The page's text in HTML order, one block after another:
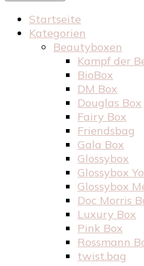
Startseite
Kategorien
Beautyboxen
Kampf der
BioBox
DM Box
Douglas Box
Fairy Box
Friendsbag
Gala Box
Glossybox
Glossybox
Glossybox
Doc Morris
Luxury Box
Pink Box
Rossmann
twist.bag